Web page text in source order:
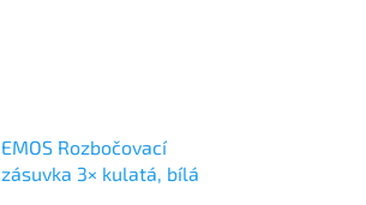
EMOS Rozbočovací
zásuvka 3× kulatá, bílá